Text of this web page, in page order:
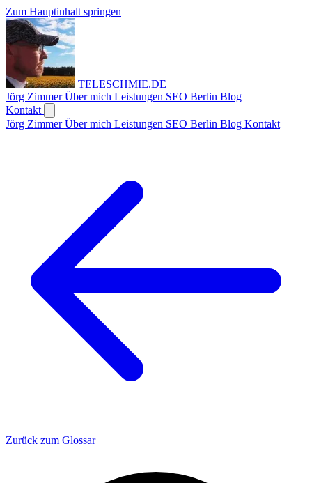
Zum Hauptinhalt springen
TELESCHMIE.DE
Jörg ZimmerÜber mich Leistungen SEO Berlin Blog
Kontakt
Jörg ZimmerÜber mich Leistungen SEO Berlin Blog Kontakt
Zurück zum Glossar